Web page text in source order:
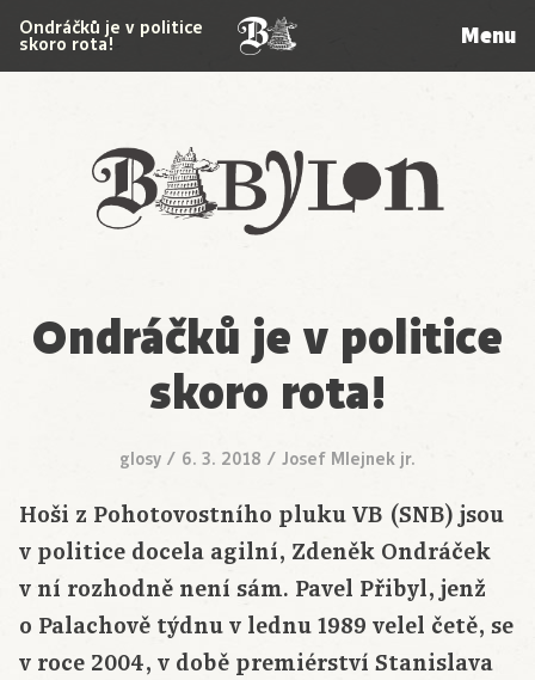
Babylon
Ondráčků je v politice
skoro rota! Menu
Ondráčků je v politice
skoro rota!
glosy / 6. 3. 2018 / Josef Mlejnek jr.
Hoši z Pohotovostního pluku VB (SNB) jsou
v politice docela agilní, Zdeněk Ondráček
v ní rozhodně není sám. Pavel Přibyl, jenž
o Palachově týdnu v lednu 1989 velel četě, se
v roce 2004, v době premiérství Stanislava